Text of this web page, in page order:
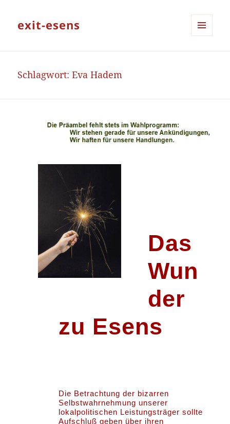
exit-esens
Schlagwort:Eva Hadem
Das
Wun
der
zu Esens
Die Betrachtung der bizarren
Selbstwahrnehmung unserer
lokalpolitischen Leistungsträger sollte
Aufschluß geben über ihren